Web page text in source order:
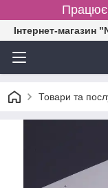
Інтернет-магазин
Товари та